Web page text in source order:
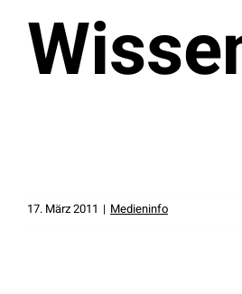
17. März 2011 | Medieninfo